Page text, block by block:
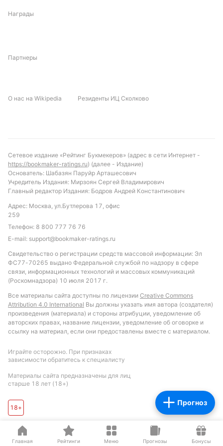
встречах.
Учитывая статистику личных встреч и текущую
ставкой может стать индивидуальный тотал Волта
количество желтых карточек, которые, вероятно,
будут выше среднего по лиге, что может повлиять
на ход игры во втором тайме.
Обновлено:
Питер Бьёрн
Подписаться
Прогноз
Главная Рейтинги Меню Прогнозы Бонусы
Награды
Партнеры
О нас на Wikipedia Резиденты ИЦ Сколково
Сетевое издание «Рейтинг Букмекеров» (адрес в сети Интернет -
https://bookmaker-ratings.ru) (далее - Издание)
Основатель: Шабазян Паруйр Арташесович
Учредитель Издания: Мирзоян Сергей Владимирович
Главный редактор Издания: Бодров Андрей Константинович
Адрес: Москва, ул.Бутлерова 17, офис
259
Телефон: 8 800 777 76 76
E-mail: support@bookmaker-ratings.ru
Свидетельство о регистрации средств массовой информации: Эл
ФС77-70265 выдано Федеральной службой по надзору в сфере
связи, информационных технологий и массовых коммуникаций
(Роскомнадзора) 10 июля 2017 г.
Все материалы сайта доступны по лицензии Creative Commons
Attribution 4.0 International Вы должны указать имя автора (создателя)
произведения (материала) и стороны атрибуции, уведомление об
авторских правах, название лицензии, уведомление об оговорке и
ссылку на материал, если они предоставлены вместе с материалом.
Играйте осторожно. При признаках
зависимости обратитесь к специалисту
Материалы сайта предназначены для лиц
старше 18 лет (18+)
18+